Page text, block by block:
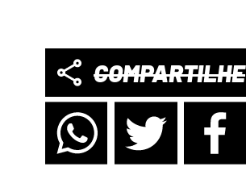
COMPARTILHE